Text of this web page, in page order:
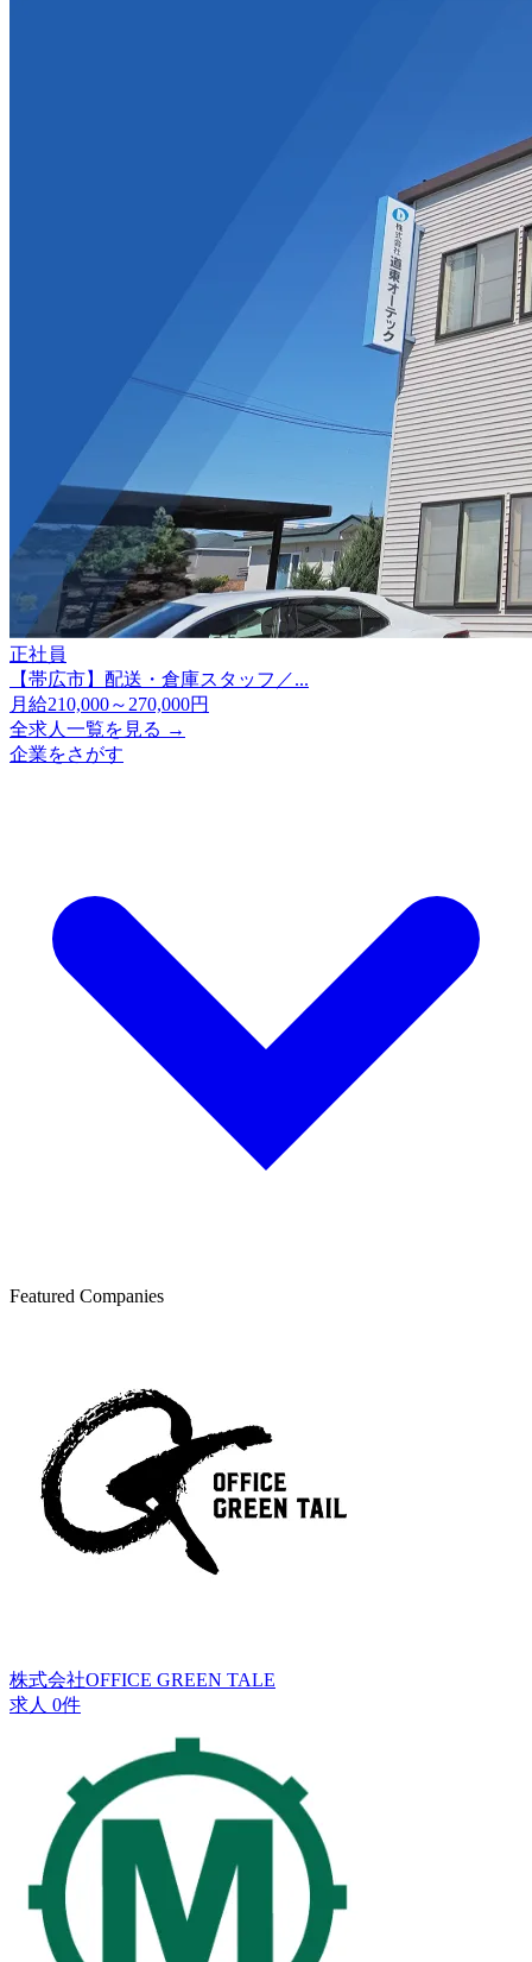
正社員
【帯広市】配送・倉庫スタッフ／...
月給210,000～270,000円
全求人一覧を見る →
企業をさがす
Featured Companies
株式会社OFFICE GREEN TALE
求人 0件